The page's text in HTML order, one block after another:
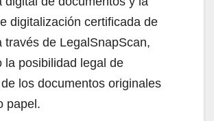
digitalización certificada de
través de LegalSnapScan,
la posibilidad legal de
los documentos originales
papel.